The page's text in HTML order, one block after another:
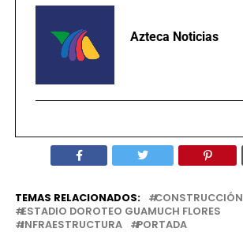
Azteca Noticias
TEMAS RELACIONADOS:
CONSTRUCCIÓN
ESTADIO DOROTEO GUAMUCH FLORES
INFRAESTRUCTURA
PORTADA